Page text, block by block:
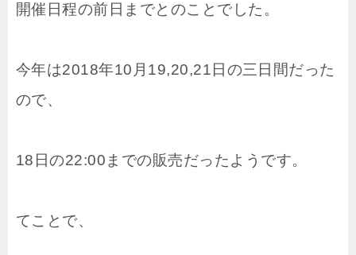
開催日程の前日までとのことでした。
今年は2018年10月19,20,21日の三日間だった
ので、
18日の22:00までの販売だったようです。
てことで、